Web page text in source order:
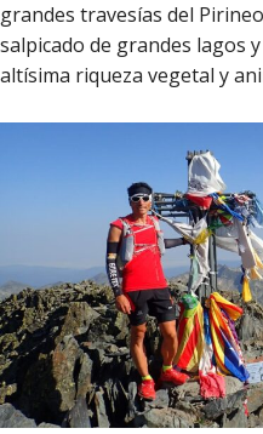
grandes travesías del
salpicado de grandes lagos
altísima riqueza vegetal y